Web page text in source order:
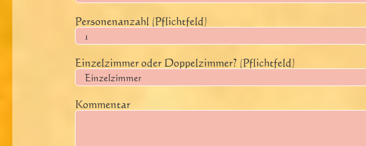
Personenanzahl (Pflichtfeld)
Einzelzimmer oder Doppelzimmer? (Pflichtfeld)
Kommentar